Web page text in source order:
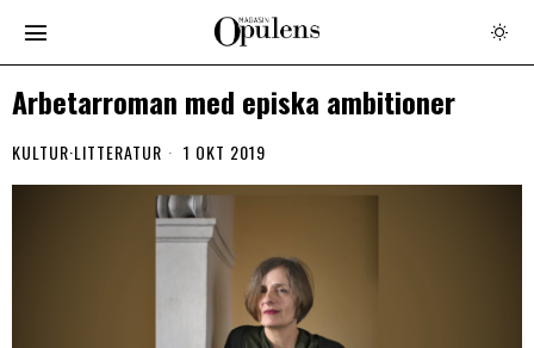
Arbetarroman med episka ambitioner
KULTUR·LITTERATUR 1 OKT 2019